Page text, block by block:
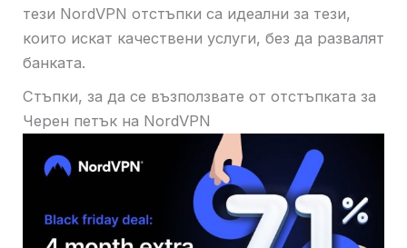
тези NordVPN отстъпки са идеални за тези,
които искат качествени услуги, без да развалят
банката.
Стъпки, за да се възползвате от отстъпката за
Черен петък на NordVPN